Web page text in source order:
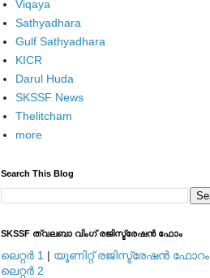
Viqaya
Sathyadhara
Gulf Sathyadhara
KICR
Darul Huda
SKSSF News
Thelitcham
more
Search This Blog
SKSSF ത്വലബാ വിംഗ് രജിസ്ട്രേഷന്‍ ഫോം
ലെറ്റര്‍ 1 | യൂണിറ്റ് രജിസ്ട്രേഷന്‍ ഫോറം
ലെറ്റര്‍ 2